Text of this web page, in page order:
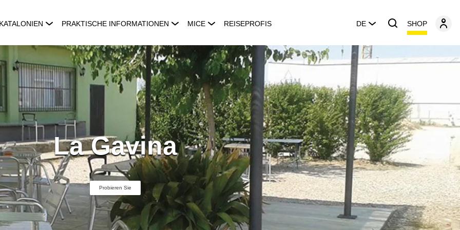
PRAKTISCHE INFORMATIONEN MICE REISEPROFIS DE SHOP
La Gavina
Probieren Sie